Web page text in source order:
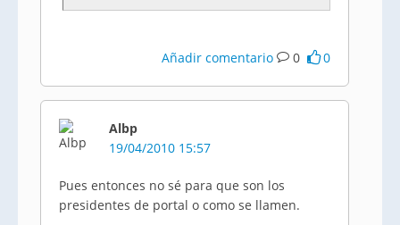
Añadir comentario 0 0
Albp
19/04/2010 15:57
Pues entonces no sé para que son los
presidentes de portal o como se llamen.